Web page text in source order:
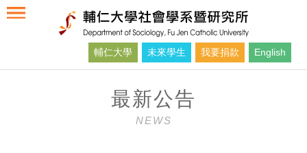
輔仁大學 未來學生 我要捐款 English
最新公告
NEWS